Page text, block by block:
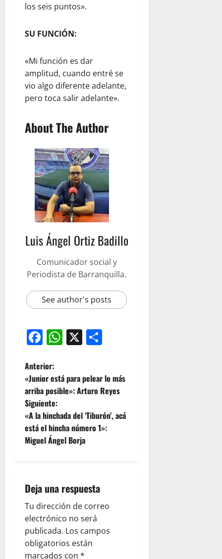
los seis puntos».
SU FUNCIÓN:
«Mi función es dar
amplitud, cuando entré se
vio algo diferente adelante,
pero toca salir adelante».
About The Author
Luis Ángel Ortiz Badillo
Comunicador social y
Periodista de Barranquilla.
See author's posts
Facebook
WhatsApp
X
Anterior:
«Junior está para pelear lo más
arriba posible»: Arturo Reyes
Siguiente:
«A la hinchada del ‘Tiburón’, acá
está el hincha número 1»:
Miguel Ángel Borja
Deja una respuesta
Tu dirección de correo
electrónico no será
publicada. Los campos
obligatorios están
marcados con *